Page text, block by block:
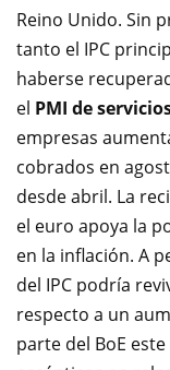
Reino Unido. Sin
tanto el IPC
haberse
el PMI de
empresas
cobrados en
desde abril. La
el euro apoya la
en la inflación. A
del IPC podría
respecto a un
parte del BoE